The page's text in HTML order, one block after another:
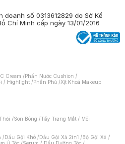
số 0313612829 do Sở Kế
Chí Minh cấp ngày 13/01/2016
Cream /Phấn Nước Cushion /
/ Highlight /Phấn Phủ /Xịt Khoá Makeup
/Son Bóng /Tẩy Trang Mắt / Môi
/Dầu Gội Khô /Dầu Gội Xả 2in1 /Bộ Gội Xả /